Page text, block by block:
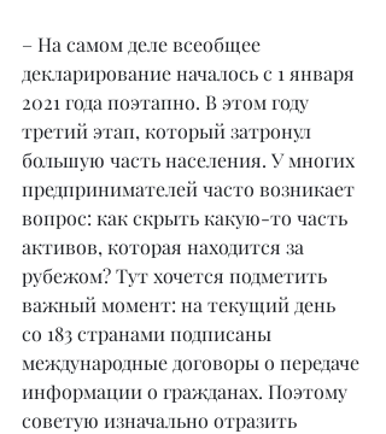
– На самом деле всеобщее
декларирование началось с 1 января
2021 года поэтапно. В этом году
третий этап, который затронул
большую часть населения. У многих
предпринимателей часто возникает
вопрос: как скрыть какую-то часть
активов, которая находится за
рубежом? Тут хочется подметить
важный момент: на текущий день
со 183 странами подписаны
международные договоры о передаче
информации о гражданах. Поэтому
советую изначально отразить